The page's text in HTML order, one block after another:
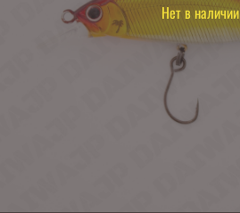
Нет в наличии